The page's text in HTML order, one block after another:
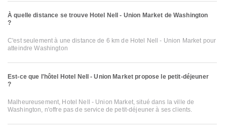
À quelle distance se trouve Hotel Nell - Union Market de Washington
?
C'est seulement à une distance de 6 km de Hotel Nell - Union Market pour
atteindre Washington
Est-ce que l'hôtel Hotel Nell - Union Market propose le petit-déjeuner
?
Malheureusement, Hotel Nell - Union Market, situé dans la ville de
Washington, n'offre pas de service de petit-déjeuner à ses clients.